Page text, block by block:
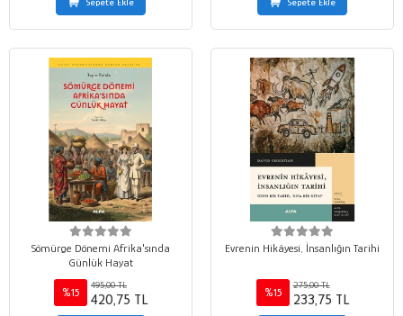
Sömürge Dönemi Afrika'sında
Günlük Hayat
%15
495,00 TL
420,75 TL
Evrenin Hikâyesi, İnsanlığın Tarihi
%15
275,00 TL
233,75 TL